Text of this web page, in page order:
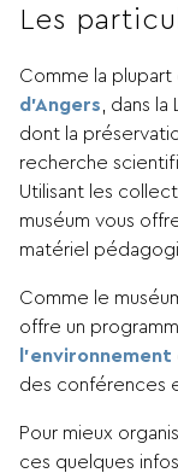
Les
Comme la plupart
d’Angers , dans
dont la
recherche
Utilisant les
muséum vous
matériel
Comme le
offre un
l’environnement
des conférences
Pour mieux
ces quelques